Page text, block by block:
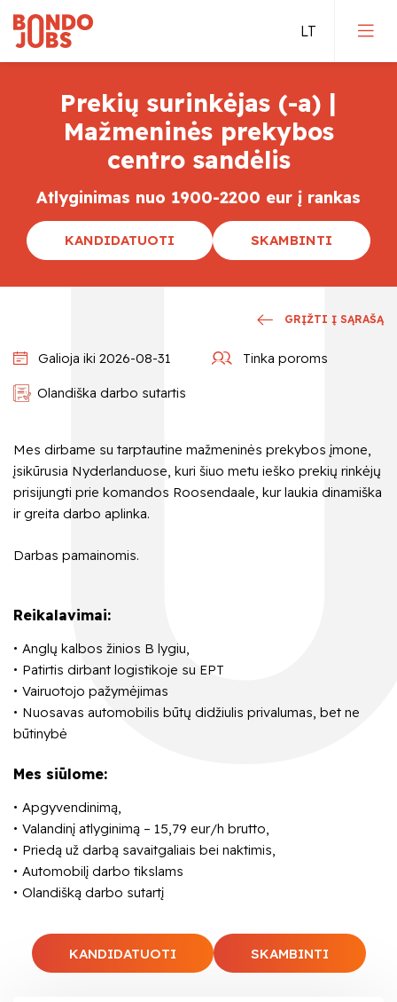
Darbas Vokietijoje
Darbas Olandijoje
Darbas Belgijoje
Tiesioginis įdarbinimas
Kvalifikuoti darbai
Prekių surinkėjas (-a) |
Mažmeninės prekybos
centro sandėlis
Atlyginimas nuo 1900-2200 eur į rankas
KANDIDATUOTI SKAMBINTI
Galioja iki 2026-08-31 Tinka poroms
Olandiška darbo sutartis
GRĮŽTI Į SĄRAŠĄ
Mes dirbame su tarptautine mažmeninės prekybos įmone,
įsikūrusia Nyderlanduose, kuri šiuo metu ieško prekių rinkėjų
prisijungti prie komandos Roosendaale, kur laukia dinamiška
ir greita darbo aplinka.
Darbas pamainomis.
Reikalavimai:
Anglų kalbos žinios B lygiu,
Patirtis dirbant logistikoje su EPT
Vairuotojo pažymėjimas
Nuosavas automobilis būtų didžiulis privalumas, bet ne
būtinybė
Mes siūlome:
Apgyvendinimą,
Valandinį atlyginimą – 15,79 eur/h brutto,
Priedą už darbą savaitgaliais bei naktimis,
Automobilį darbo tikslams
Olandišką darbo sutartį
KANDIDATUOTI SKAMBINTI